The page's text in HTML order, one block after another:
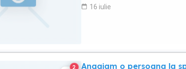
16 iulie
2 Angajam o persoana la